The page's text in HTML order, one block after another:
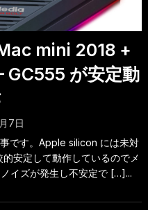
mini 2018 +
GC555 が安定動
7日
です。Apple silicon には未対
安定して動作しているのでメ
イズが発生し不安定で […]...